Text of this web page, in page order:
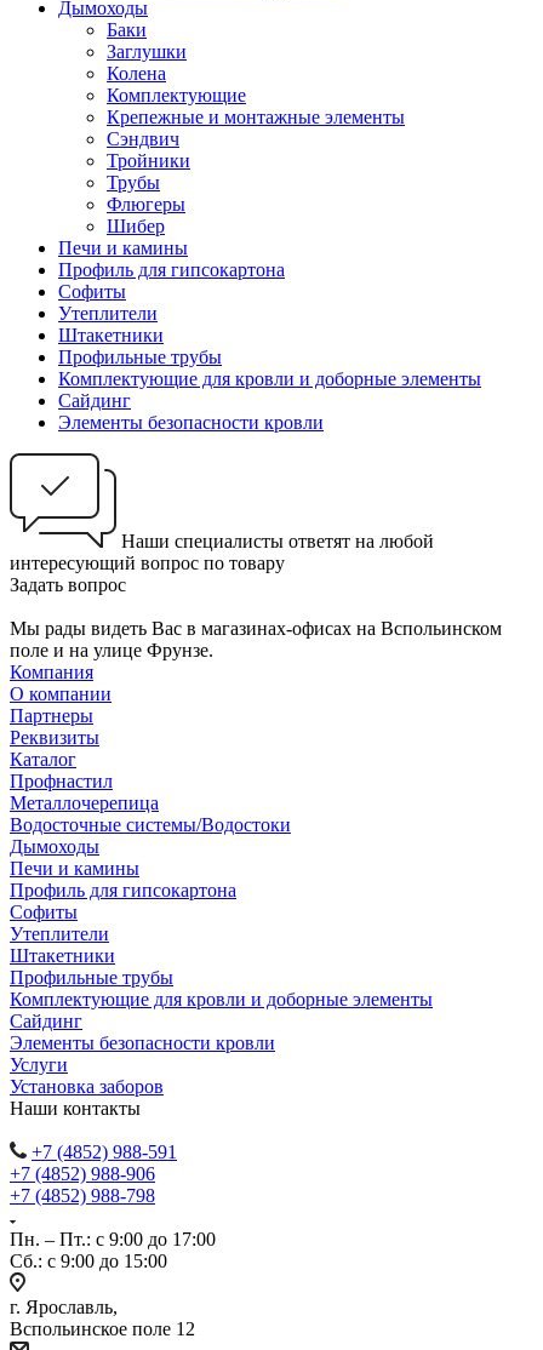
Дымоходы
Баки
Заглушки
Колена
Комплектующие
Крепежные и монтажные элементы
Сэндвич
Тройники
Трубы
Флюгеры
Шибер
Печи и камины
Профиль для гипсокартона
Софиты
Утеплители
Штакетники
Профильные трубы
Комплектующие для кровли и доборные элементы
Сайдинг
Элементы безопасности кровли
Наши специалисты ответят на любой
интересующий вопрос по товару
Задать вопрос
Мы рады видеть Вас в магазинах-офисах на Вспольинском
поле и на улице Фрунзе.
Компания
О компании
Партнеры
Реквизиты
Каталог
Профнастил
Металлочерепица
Водосточные системы/Водостоки
Дымоходы
Печи и камины
Профиль для гипсокартона
Софиты
Утеплители
Штакетники
Профильные трубы
Комплектующие для кровли и доборные элементы
Сайдинг
Элементы безопасности кровли
Услуги
Установка заборов
Наши контакты
+7 (4852) 988-591
+7 (4852) 988-906
+7 (4852) 988-798
Пн. – Пт.: с 9:00 до 17:00
Сб.: с 9:00 до 15:00
г. Ярославль,
Вспольинское поле 12